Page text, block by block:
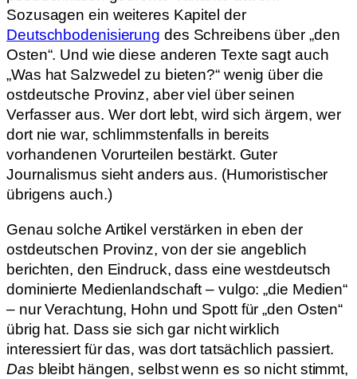
Sozusagen ein weiteres Kapitel der
Deutschbodenisierung des Schreibens über „den
Osten“. Und wie diese anderen Texte sagt auch
„Was hat Salzwedel zu bieten?“ wenig über die
ostdeutsche Provinz, aber viel über seinen
Verfasser aus. Wer dort lebt, wird sich ärgern, wer
dort nie war, schlimmstenfalls in bereits
vorhandenen Vorurteilen bestärkt. Guter
Journalismus sieht anders aus. (Humoristischer
übrigens auch.)
Genau solche Artikel verstärken in eben der
ostdeutschen Provinz, von der sie angeblich
berichten, den Eindruck, dass eine westdeutsch
dominierte Medienlandschaft – vulgo: „die Medien“
– nur Verachtung, Hohn und Spott für „den Osten“
übrig hat. Dass sie sich gar nicht wirklich
interessiert für das, was dort tatsächlich passiert.
Das bleibt hängen, selbst wenn es so nicht stimmt,